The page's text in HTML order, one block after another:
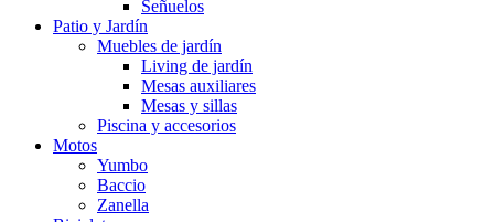
Señuelos
Patio y Jardín
Muebles de jardín
Living de jardín
Mesas auxiliares
Mesas y sillas
Piscina y accesorios
Motos
Yumbo
Baccio
Zanella